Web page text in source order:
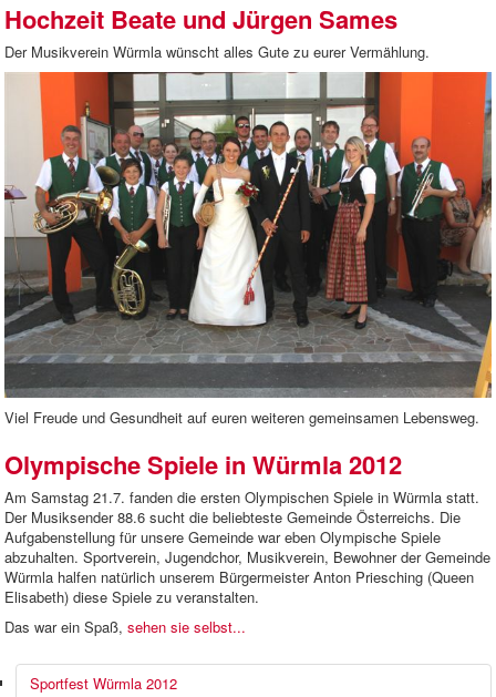
Hochzeit Beate und Jürgen Sames
Der Musikverein Würmla wünscht alles Gute zu eurer Vermählung.
Viel Freude und Gesundheit auf euren weiteren gemeinsamen Lebensweg.
Olympische Spiele in Würmla 2012
Am Samstag 21.7. fanden die ersten Olympischen Spiele in Würmla statt.
Der Musiksender 88.6 sucht die beliebteste Gemeinde Österreichs. Die
Aufgabenstellung für unsere Gemeinde war eben Olympische Spiele
abzuhalten. Sportverein, Jugendchor, Musikverein, Bewohner der Gemeinde
Würmla halfen natürlich unserem Bürgermeister Anton Priesching (Queen
Elisabeth) diese Spiele zu veranstalten.
Das war ein Spaß, sehen sie selbst...
Sportfest Würmla 2012